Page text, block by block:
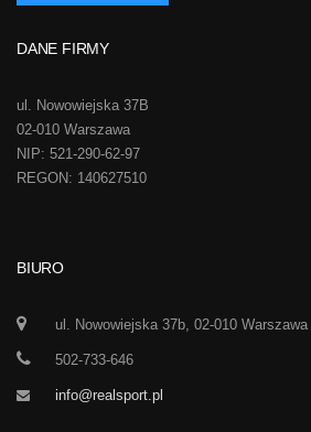
DANE FIRMY
ul. Nowowiejska 37B
02-010 Warszawa
NIP: 521-290-62-97
REGON: 140627510
BIURO
ul. Nowowiejska 37b, 02-010 Warszawa
502-733-646
info@realsport.pl